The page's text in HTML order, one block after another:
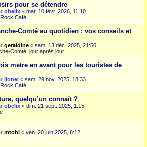
pour se détendre
obelix « mar. 10 févr. 2026, 11:10
Café
Comté au quotidien : vos conseils et
geraldine « sam. 13 déc. 2025, 21:50
Comté, jour après jour
metre en avant pour les touristes de
lionel « sam. 29 nov. 2025, 18:33
Café
quelqu’un connaît ?
obelix « dim. 21 sept. 2025, 1:15
mtobi « ven. 20 juin 2025, 8:12